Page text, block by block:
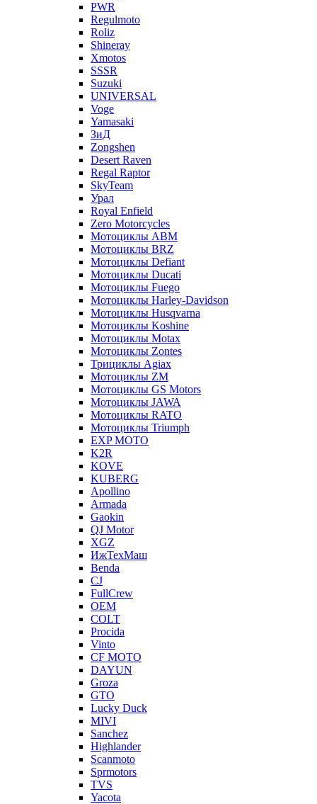
PWR
Regulmoto
Roliz
Shineray
Xmotos
SSSR
Suzuki
UNIVERSAL
Voge
Yamasaki
ЗиД
Zongshen
Desert Raven
Regal Raptor
SkyTeam
Урал
Royal Enfield
Zero Motorcycles
Мотоциклы ABM
Мотоциклы BRZ
Мотоциклы Defiant
Мотоциклы Ducati
Мотоциклы Fuego
Мотоциклы Harley-Davidson
Мотоциклы Husqvarna
Мотоциклы Koshine
Мотоциклы Motax
Мотоциклы Zontes
Трициклы Agiax
Мотоциклы ZM
Мотоциклы GS Motors
Мотоциклы JAWA
Мотоциклы RATO
Мотоциклы Triumph
EXP MOTO
K2R
KOVE
KUBERG
Apollino
Armada
Gaokin
QJ Motor
XGZ
ИжТехМаш
Benda
CJ
FullCrew
OEM
COLT
Procida
Vinto
CF MOTO
DAYUN
Groza
GTO
Lucky Duck
MIVI
Sanchez
Highlander
Scanmoto
Sprmotors
TVS
Yacota